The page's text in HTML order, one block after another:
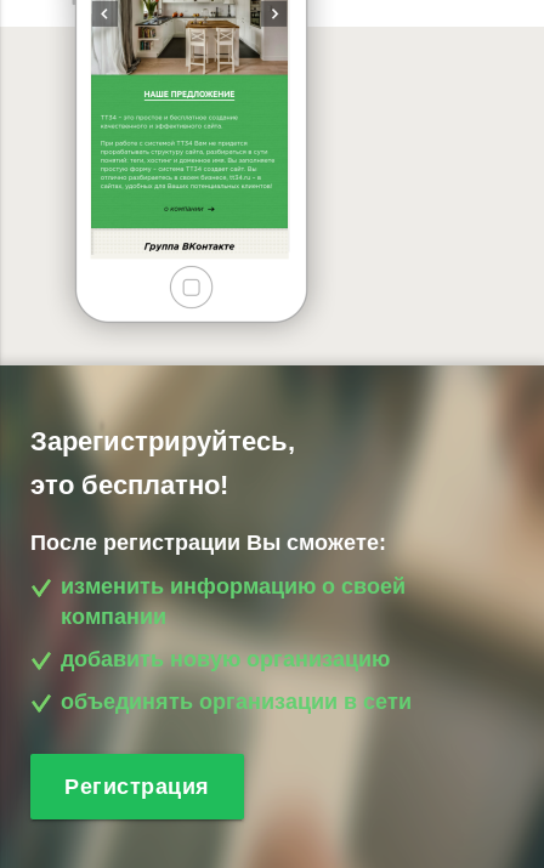
Зарегистрируйтесь,
это бесплатно!
После регистрации Вы сможете:
изменить информацию о своей
компании
добавить новую организацию
объединять организации в сети
Регистрация